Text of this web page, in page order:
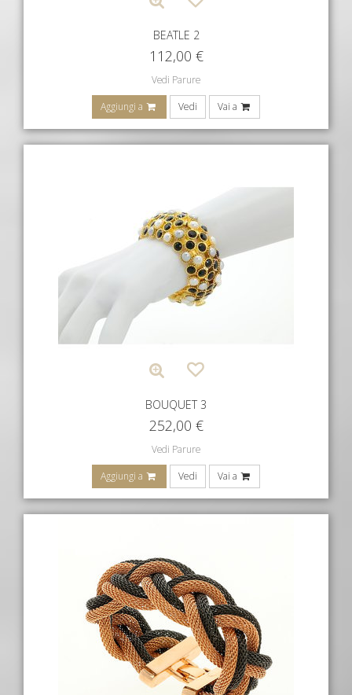
BEATLE 2
112,00 €
Vedi Parure
Aggiungi a Vedi Vai a
BOUQUET 3
252,00 €
Vedi Parure
Aggiungi a Vedi Vai a